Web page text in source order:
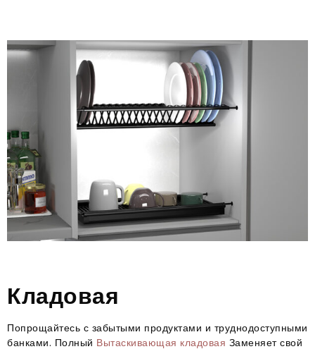
Кладовая
Попрощайтесь с забытыми продуктами и труднодоступными
банками. Полный Вытаскивающая кладовая Заменяет свой